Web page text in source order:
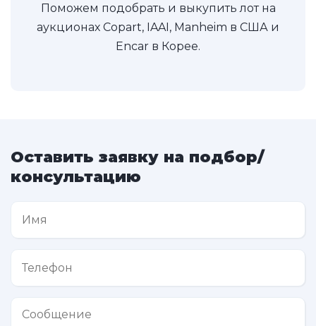
Поможем подобрать и выкупить лот на
аукционах Copart, IAAI, Manheim в США и
Encar в Корее.
Оставить заявку на подбор/
консультацию